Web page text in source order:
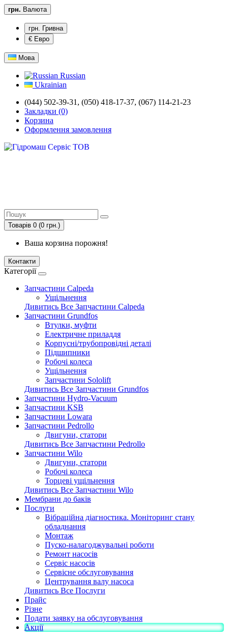
грн. Валюта
грн. Гривна
€ Евро
Мова
Russian
Ukrainian
(044) 502-39-31, (050) 418-17-37, (067) 114-21-23
Закладки (0)
Корзина
Оформлення замовлення
Товарів 0 (0 грн.)
Ваша корзина порожня!
Контакти
Категорії
Запчастини Calpeda
Ущільнення
Дивитись Все Запчастини Calpeda
Запчастини Grundfos
Втулки, муфти
Електричне приладдя
Корпусні/трубопровідні деталі
Підшипники
Робочі колеса
Ущільнення
Запчастини Sololift
Дивитись Все Запчастини Grundfos
Запчастини Hydro-Vacuum
Запчастини KSB
Запчастини Lowara
Запчастини Pedrollo
Двигуни, статори
Дивитись Все Запчастини Pedrollo
Запчастини Wilo
Двигуни, статори
Робочі колеса
Торцеві ущільнення
Дивитись Все Запчастини Wilo
Мембрани до баків
Послуги
Вібраційна діагностика. Моніторинг стану
обладнання
Монтаж
Пуско-налагоджувальні роботи
Ремонт насосів
Сервіс насосів
Сервісне обслуговування
Центрування валу насоса
Дивитись Все Послуги
Прайс
Різне
Подати заявку на обслуговування
Акції